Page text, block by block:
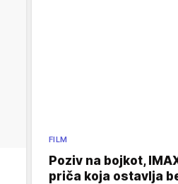
FILM
Poziv na bojkot,
priča koja ostavlja